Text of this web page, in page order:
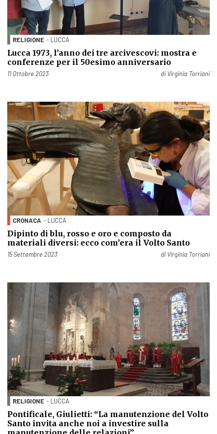
RELIGIONE - LUCCA
Lucca 1973, l’anno dei tre arcivescovi: mostra e
conferenze per il 50esimo anniversario
Pubblicato il
11 Ottobre 2023 di Virginia Torriani
CRONACA - LUCCA
Dipinto di blu, rosso e oro e composto da
materiali diversi: ecco com’era il Volto Santo
Pubblicato il
15 Settembre 2023 di Virginia Torriani
RELIGIONE - LUCCA
Pontificale, Giulietti: “La manutenzione del Volto
Santo invita anche noi a investire sulla